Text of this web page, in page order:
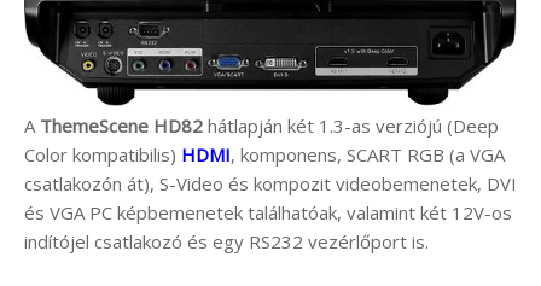
A ThemeScene HD82 hátlapján két 1.3-as verziójú (Deep
Color kompatibilis) HDMI, komponens, SCART RGB (a VGA
csatlakozón át), S-Video és kompozit videobemenetek, DVI
és VGA PC képbemenetek találhatóak, valamint két 12V-os
indítójel csatlakozó és egy RS232 vezérlőport is.